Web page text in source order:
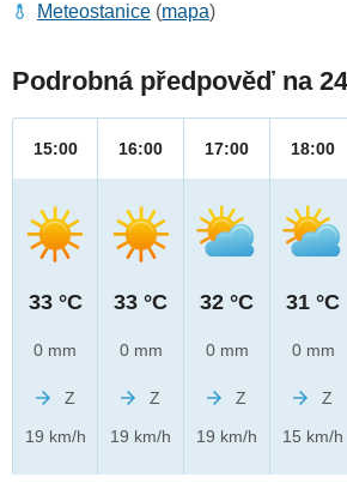
Meteostanice (mapa)
Podrobná předpověď na
15:00
33 °C
0 mm
Z
19 km/h
16:00
33 °C
0 mm
Z
19 km/h
17:00
32 °C
0 mm
Z
19 km/h
18:00
31 °C
0 mm
Z
15 km/h